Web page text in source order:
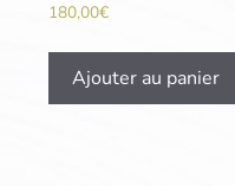
180,00€
Ajouter au panier